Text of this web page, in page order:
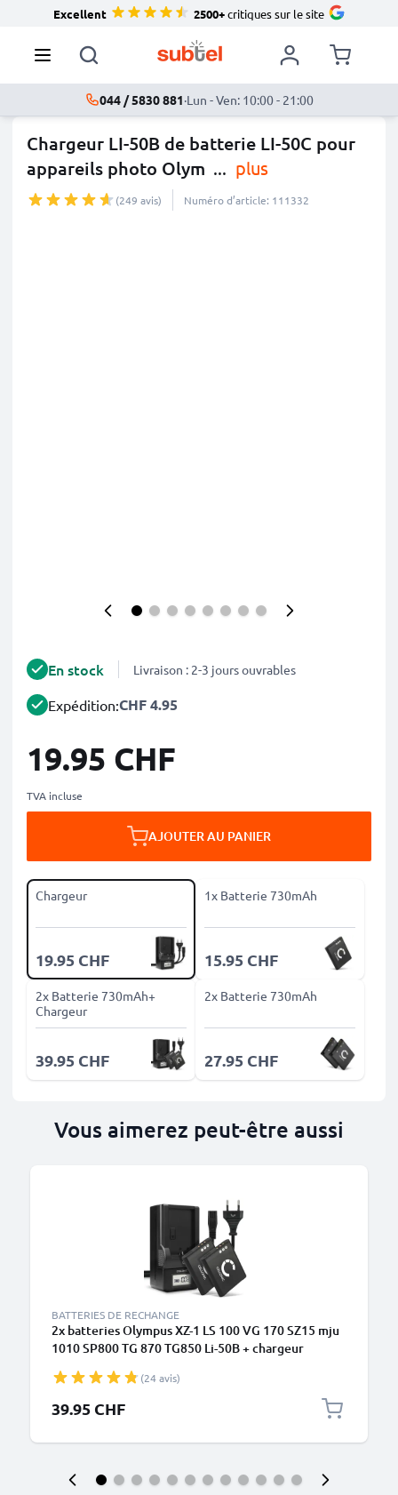
Excellent 2500+critiques sur le site
044 / 5830 881·Lun - Ven: 10:00 - 21:00
Chargeur LI-50B de batterie LI-50C pour
appareils photo Olym ... plus
(249 avis) Numéro d’article: 111332
En stock Livraison : 2-3 jours ouvrables
Expédition:CHF 4.95
19.95 CHF
TVA incluse
AJOUTER AU PANIER
Chargeur
19.95 CHF
1x Batterie 730mAh
15.95 CHF
2x Batterie 730mAh+
Chargeur
39.95 CHF
2x Batterie 730mAh
27.95 CHF
Vous aimerez peut-être aussi
BATTERIES DE RECHANGE
2x batteries Olympus XZ-1 LS 100 VG 170 SZ15 mju
1010 SP800 TG 870 TG850 Li-50B + chargeur
(24 avis)
39.95 CHF